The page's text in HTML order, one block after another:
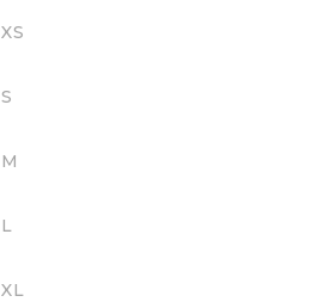
XS
S
M
L
XL